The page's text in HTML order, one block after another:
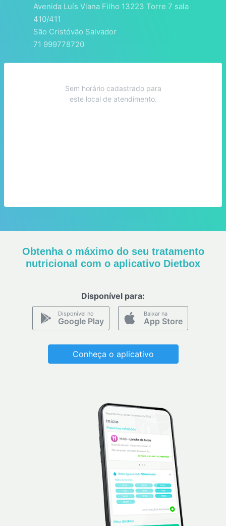
Avenida Luís Viana Filho 13223 Torre 7 sala
410/411
São Cristóvão Salvador
71 999778720
Sem horário cadastrado para
este local de atendimento.
Obtenha o máximo do seu tratamento
nutricional com o aplicativo Dietbox
Disponível para:
Disponível no
Google Play
Baixar na
App Store
Conheça o aplicativo